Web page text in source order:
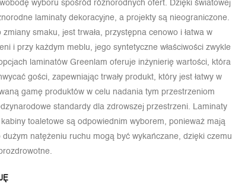
wyboru spośród różnorodnych ofert. Dzięki światowej
laminaty dekoracyjne, a projekty są nieograniczone.
smaku, jest trwała, przystępna cenowo i łatwa w
i przy każdym meblu, jego syntetyczne właściwości zwykle
laminatów Greenlam oferuje inżynierię wartości, która
gości, zapewniając trwały produkt, który jest łatwy w
gamę produktów w celu nadania tym przestrzeniom
standardy dla zdrowszej przestrzeni. Laminaty
toaletowe są odpowiednim wyborem, ponieważ mają
natężeniu ruchu mogą być wykańczane, dzięki czemu